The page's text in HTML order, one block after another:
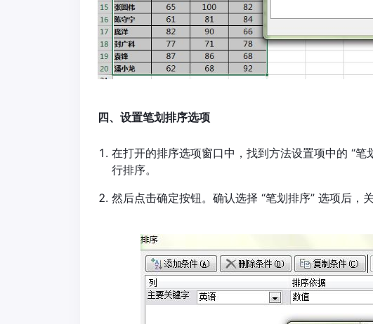
四、设置笔划排序选项
在打开的排序选项窗口中，找到方法设置项中的 “
行排序。
然后点击确定按钮。确认选择 “笔划排序” 选项后，